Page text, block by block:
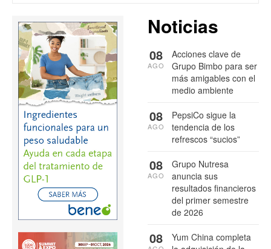
Noticias
Acciones clave de
Grupo Bimbo para ser
más amigables con el
medio ambiente
08
AGO
PepsiCo sigue la
tendencia de los
refrescos “sucios”
08
AGO
Grupo Nutresa
anuncia sus
resultados financieros
del primer semestre
de 2026
08
AGO
Yum China completa
08